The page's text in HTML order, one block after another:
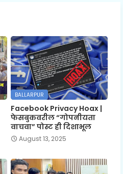
BALLARPUR
Facebook Privacy Hoax |
फेसबुकवरील “गोपनीयता
वाचवा” पोस्ट ही दिशाभूल
August 13, 2025